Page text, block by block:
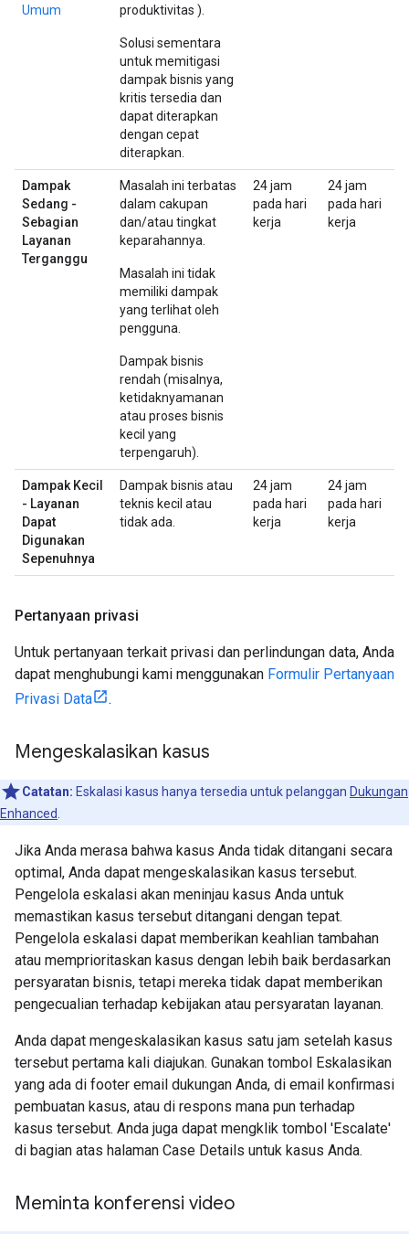
Umum produktivitas ).
Solusi sementara
untuk memitigasi
dampak bisnis yang
kritis tersedia dan
dapat diterapkan
dengan cepat
diterapkan.
Dampak
Sedang -
Sebagian
Layanan
Terganggu
Masalah ini terbatas
dalam cakupan
dan/atau tingkat
keparahannya.
Masalah ini tidak
memiliki dampak
yang terlihat oleh
pengguna.
Dampak bisnis
rendah (misalnya,
ketidaknyamanan
atau proses bisnis
kecil yang
terpengaruh).
24 jam
pada hari
kerja
24 jam
pada hari
kerja
Dampak Kecil
- Layanan
Dapat
Digunakan
Sepenuhnya
Dampak bisnis atau
teknis kecil atau
tidak ada.
24 jam
pada hari
kerja
24 jam
pada hari
kerja
Pertanyaan privasi
Untuk pertanyaan terkait privasi dan perlindungan data, Anda
dapat menghubungi kami menggunakan Formulir Pertanyaan
Privasi Data
.
Mengeskalasikan kasus
Catatan: Eskalasi kasus hanya tersedia untuk pelanggan Dukungan
Enhanced
Jika Anda merasa bahwa kasus Anda tidak ditangani secara
optimal, Anda dapat mengeskalasikan kasus tersebut.
Pengelola eskalasi akan meninjau kasus Anda untuk
memastikan kasus tersebut ditangani dengan tepat.
Pengelola eskalasi dapat memberikan keahlian tambahan
atau memprioritaskan kasus dengan lebih baik berdasarkan
persyaratan bisnis, tetapi mereka tidak dapat memberikan
pengecualian terhadap kebijakan atau persyaratan layanan.
Anda dapat mengeskalasikan kasus satu jam setelah kasus
tersebut pertama kali diajukan. Gunakan tombol Eskalasikan
yang ada di footer email dukungan Anda, di email konfirmasi
pembuatan kasus, atau di respons mana pun terhadap
kasus tersebut. Anda juga dapat mengklik tombol 'Escalate'
di bagian atas halaman Case Details untuk kasus Anda.
Meminta konferensi video